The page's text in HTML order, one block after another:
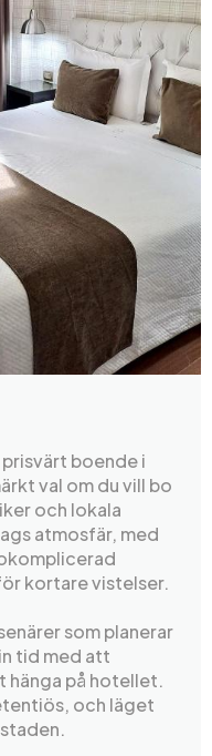
boende i
val om du vill bo
och lokala
atmosfär, med
kortare vistelser.
som planerar
tid med att
på hotellet.
och läget